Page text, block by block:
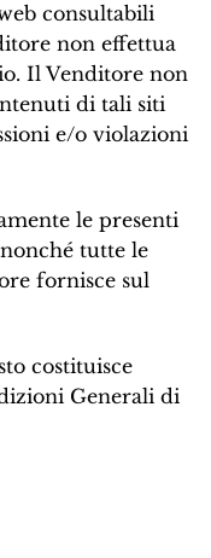
consultabili
non effettua
Il Venditore non
di tali siti
e/o violazioni
le presenti
tutte le
fornisce sul
costituisce
Generali di